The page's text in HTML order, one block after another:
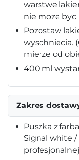
warstwe
nie moze byc
Pozostaw
wyschniecia.
mierze od
400 ml
Zakres
Puszka z
Signal white /